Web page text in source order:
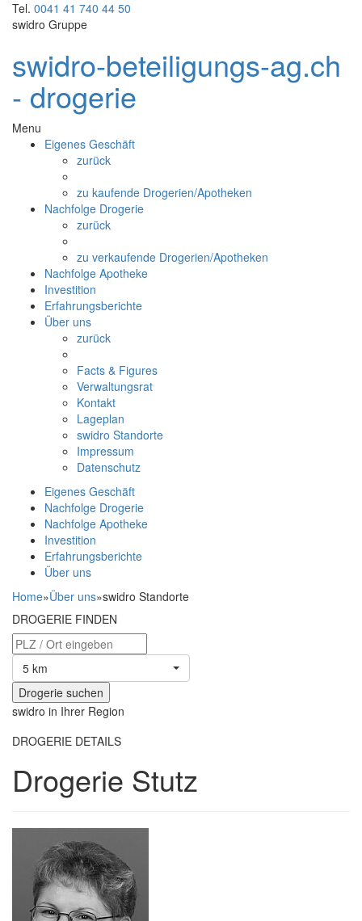
Tel. 0041 41 740 44 50
swidro Gruppe
swidro-beteiligungs-ag.ch
- drogerie
Menu
Eigenes Geschäft
zurück
zu kaufende Drogerien/Apotheken
Nachfolge Drogerie
zurück
zu verkaufende Drogerien/Apotheken
Nachfolge Apotheke
Investition
Erfahrungsberichte
Über uns
zurück
Facts & Figures
Verwaltungsrat
Kontakt
Lageplan
swidro Standorte
Impressum
Datenschutz
Eigenes Geschäft
Nachfolge Drogerie
Nachfolge Apotheke
Investition
Erfahrungsberichte
Über uns
Home»Über uns»swidro Standorte
DROGERIE FINDEN
5 km
swidro in Ihrer Region
DROGERIE DETAILS
Drogerie Stutz